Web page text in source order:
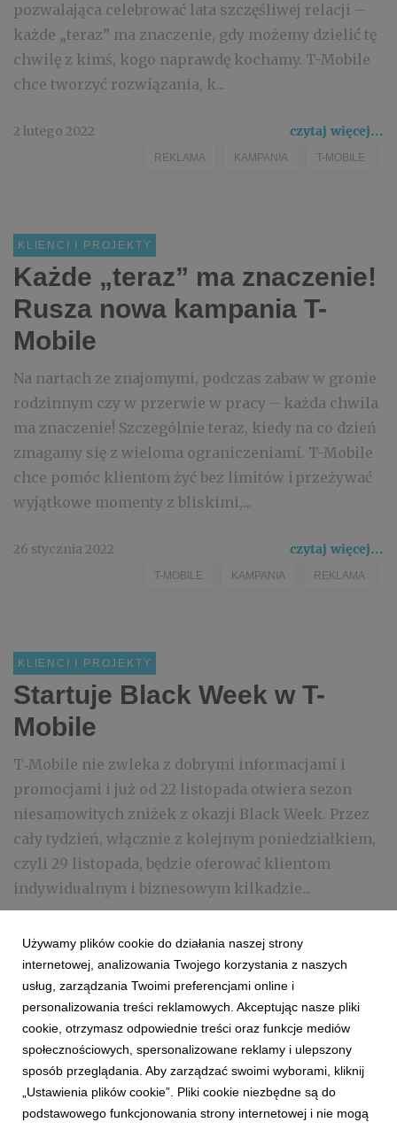
pozwalająca celebrować lata szczęśliwej relacji –
każde „teraz” ma znaczenie, gdy możemy dzielić tę
chwilę z kimś, kogo naprawdę kochamy. T-Mobile
chce tworzyć rozwiązania, k...
2 lutego 2022 czytaj więcej...
REKLAMA KAMPANIA T-MOBILE
KLIENCI I PROJEKTY
Każde „teraz” ma znaczenie!
Rusza nowa kampania T-
Mobile
Na nartach ze znajomymi, podczas zabaw w gronie
rodzinnym czy w przerwie w pracy – każda chwila
ma znaczenie! Szczególnie teraz, kiedy na co dzień
zmagamy się z wieloma ograniczeniami. T-Mobile
chce pomóc klientom żyć bez limitów i przeżywać
wyjątkowe momenty z bliskimi,...
26 stycznia 2022 czytaj więcej...
T-MOBILE KAMPANIA REKLAMA
KLIENCI I PROJEKTY
Startuje Black Week w T-
Mobile
T‑Mobile nie zwleka z dobrymi informacjami i
promocjami i już od 22 listopada otwiera sezon
niesamowitych zniżek z okazji Black Week. Przez
cały tydzień, włącznie z kolejnym poniedziałkiem,
czyli 29 listopada, będzie oferować klientom
indywidualnym i biznesowym kilkadzie...
22 listopada 2021
T-MOBILE KAMPANIA REKLAMA
Używamy plików cookie do działania naszej strony
internetowej, analizowania Twojego korzystania z naszych
usług, zarządzania Twoimi preferencjami online i
personalizowania treści reklamowych. Akceptując nasze pliki
cookie, otrzymasz odpowiednie treści oraz funkcje mediów
społecznościowych, spersonalizowane reklamy i ulepszony
sposób przeglądania. Aby zarządzać swoimi wyborami, kliknij
„Ustawienia plików cookie”. Pliki cookie niezbędne są do
podstawowego funkcjonowania strony internetowej i nie mogą